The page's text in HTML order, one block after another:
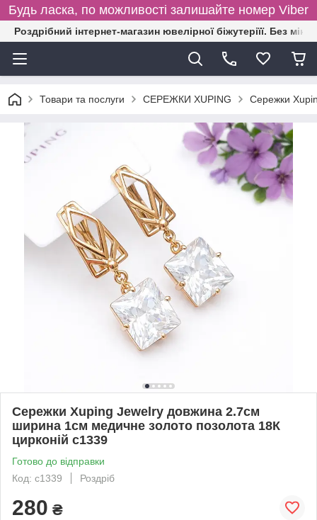
Будь ласка, по можливості залишайте номер Viber
Роздрібний інтернет-магазин ювелірної біжутеріїї. Без
Товари та послуги СЕРЕЖКИ XUPING Сережки
Сережки Xuping Jewelry довжина 2.7см
ширина 1см медичне золото позолота 18К
цирконій с1339
Готово до відправки
Код: с1339
Роздріб
280 ₴